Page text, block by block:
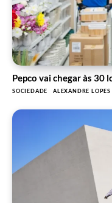
Pepco vai chegar às 30
SOCIEDADE ALEXANDRE LOPES